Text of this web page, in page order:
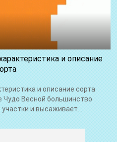
и описание
и описание сорта
Чудо Весной большинство
и высаживает...